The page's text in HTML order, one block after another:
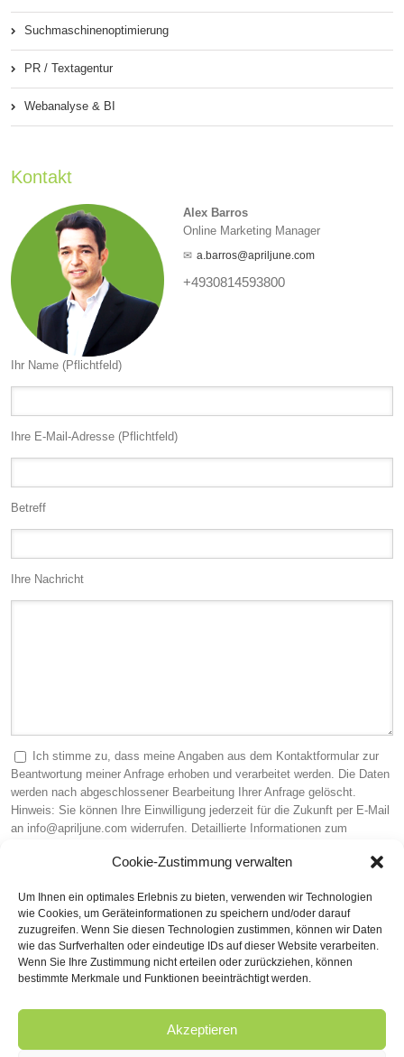
Cookie-Zustimmung verwalten
Um Ihnen ein optimales Erlebnis zu bieten, verwenden wir Technologien
wie Cookies, um Geräteinformationen zu speichern und/oder darauf
zuzugreifen. Wenn Sie diesen Technologien zustimmen, können wir Daten
wie das Surfverhalten oder eindeutige IDs auf dieser Website verarbeiten.
Wenn Sie Ihre Zustimmung nicht erteilen oder zurückziehen, können
bestimmte Merkmale und Funktionen beeinträchtigt werden.
Akzeptieren
Suchmaschinenoptimierung
PR / Textagentur
Webanalyse & BI
Kontakt
Alex Barros
Online Marketing Manager
a.barros@apriljune.com
+4930814593800
Ihr Name (Pflichtfeld)
Ihre E-Mail-Adresse (Pflichtfeld)
Betreff
Ihre Nachricht
Ich stimme zu, dass meine Angaben aus dem Kontaktformular zur
Beantwortung meiner Anfrage erhoben und verarbeitet werden. Die Daten
werden nach abgeschlossener Bearbeitung Ihrer Anfrage gelöscht.
Hinweis: Sie können Ihre Einwilligung jederzeit für die Zukunft per E-Mail
an info@apriljune.com widerrufen. Detaillierte Informationen zum